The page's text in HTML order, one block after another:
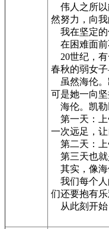
伟人之所以
然努力，向
我在坚定
在困难面前
20世纪，有
春秋的弱女
虽然海伦。
可是她一向
海伦。凯勒
第一天：上
一次远足，
第二天：上
第三天也就
其实，像海
我们每个人
们还要抱有
从此刻开始